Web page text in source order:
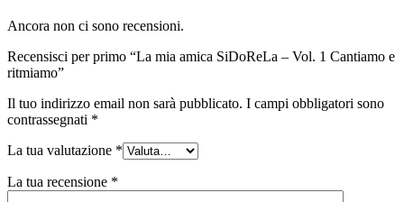
Ancora non ci sono recensioni.
Recensisci per primo “La mia amica SiDoReLa – Vol. 1 Cantiamo e
ritmiamo”
Il tuo indirizzo email non sarà pubblicato. I campi obbligatori sono
contrassegnati *
La tua valutazione *
La tua recensione *